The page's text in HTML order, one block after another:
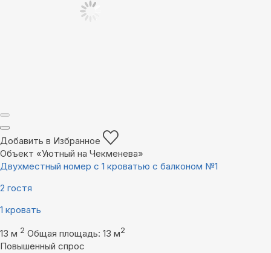
Добавить в Избранное
Объект «Уютный на Чекменева»
Двухместный номер с 1 кроватью с балконом №1
2 гостя
1 кровать
13 м 2 Общая площадь: 13 м2
Повышенный спрос